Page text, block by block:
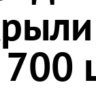
700